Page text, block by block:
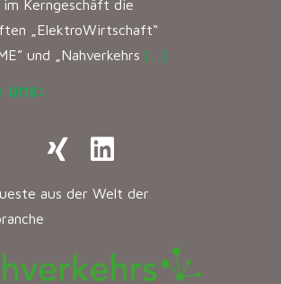
im Kerngeschäft die
„ElektroWirtschaft“
und „Nahverkehrs […]
uns:
aus der Welt der